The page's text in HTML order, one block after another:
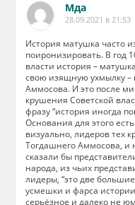
Мда
28.09.2021 в 21:53
История матушка часто
поиронизировать. В год
власти история –
свою изящную ухмылку –
Аммосова. И это после
крушения Советской
фразу “история иногда
Основания для этого
визуально, лидеров тех
Тогдашнего Аммосова, и
сказали бы
народа, из чьих
лидеры, “это две
усмешки и фарса
серьёзное и далеко не